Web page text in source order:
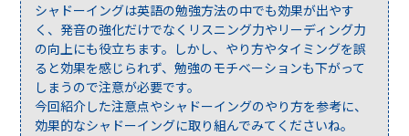
シャドーイングは英語の勉強方法の中でも効果が出やす
く、発音の強化だけでなくリスニング力やリーディング力
の向上にも役立ちます。しかし、やり方やタイミングを誤
ると効果を感じられず、勉強のモチベーションも下がって
しまうので注意が必要です。
今回紹介した注意点やシャドーイングのやり方を参考に、
効果的なシャドーイングに取り組んでみてくださいね。